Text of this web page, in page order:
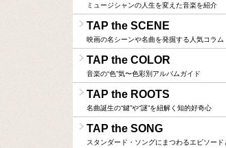
ミュージシャンの人生を変えた音楽を紹介
TAP the SCENE
映画の名シーンや名曲を発掘する人気コラム
TAP the COLOR
音楽の“色”気〜色彩別アルバムガイド
TAP the ROOTS
名曲誕生の“鍵”や“謎”を紐解く知的好奇心
TAP the SONG
スタンダード・ソングにまつわるエピソード